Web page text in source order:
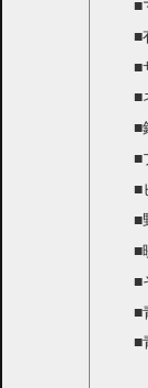
■
■
■
■
■
■
■
■
■
■
■
■